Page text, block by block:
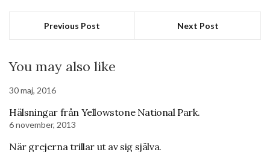
Previous Post Next Post
You may also like
30 maj, 2016
Hälsningar från Yellowstone National Park.
6 november, 2013
När grejerna trillar ut av sig själva.